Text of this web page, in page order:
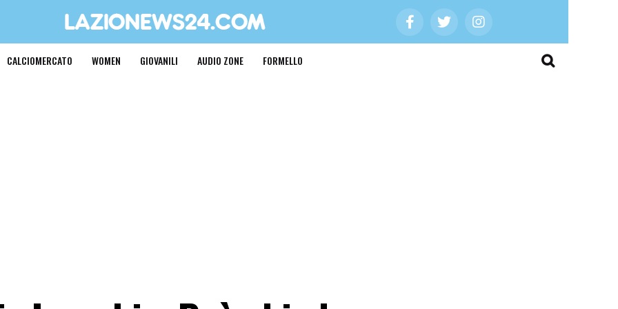
CALCIOMERCATO WOMEN GIOVANILI AUDIO ZONE FORMELLO